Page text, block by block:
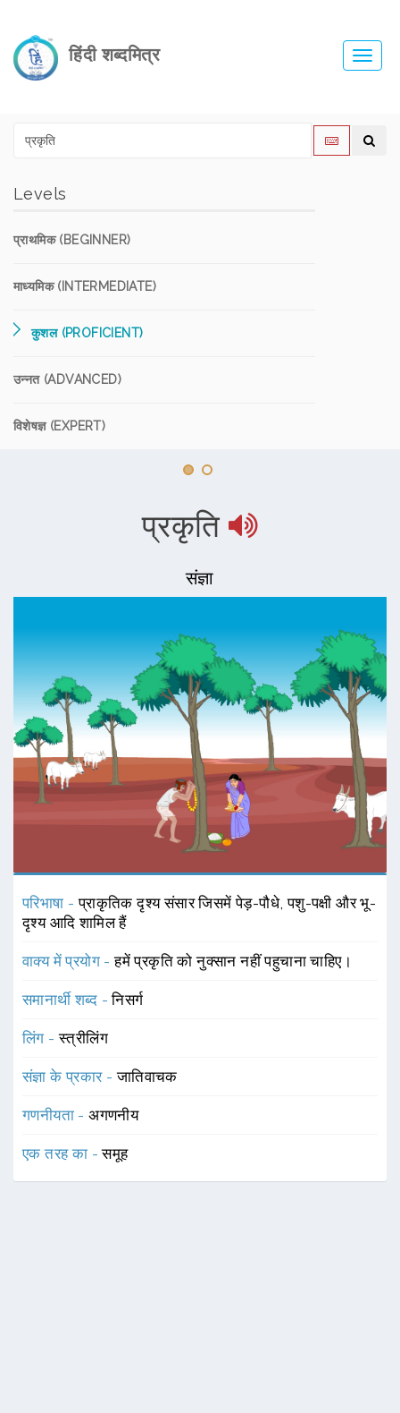
हिंदी शब्दमित्र
Levels
प्राथमिक (BEGINNER)
माध्यमिक (INTERMEDIATE)
कुशल (PROFICIENT)
उन्नत (ADVANCED)
विशेषज्ञ (EXPERT)
प्रकृति
संज्ञा
परिभाषा -प्राकृतिक दृश्य संसार जिसमें पेड़-पौधे, पशु-पक्षी और भू-
दृश्य आदि शामिल हैं
वाक्य में प्रयोग -हमें प्रकृति को नुक्सान नहीं पहुचाना चाहिए।
समानार्थी शब्द -निसर्ग
लिंग -स्त्रीलिंग
संज्ञा के प्रकार -जातिवाचक
गणनीयता -अगणनीय
एक तरह का -समूह